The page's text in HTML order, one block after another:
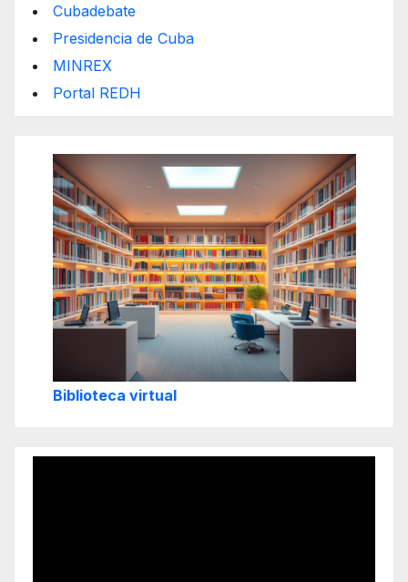
Cubadebate
Presidencia de Cuba
MINREX
Portal REDH
Biblioteca virtual